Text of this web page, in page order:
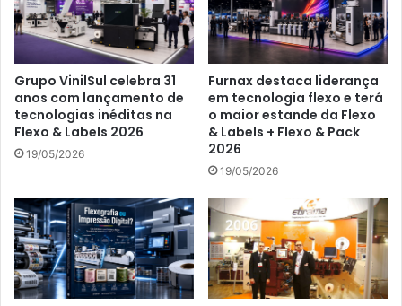
Grupo VinilSul celebra 31
anos com lançamento de
tecnologias inéditas na
Flexo & Labels 2026
19/05/2026
Furnax destaca liderança
em tecnologia flexo e terá
o maior estande da Flexo
& Labels + Flexo & Pack
2026
19/05/2026